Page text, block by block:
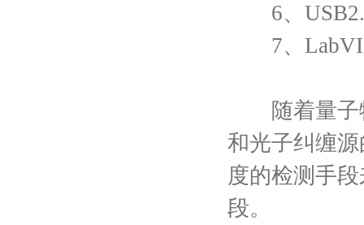
6、
7、
随着量子物
和光子纠缠
度的检测手
段。